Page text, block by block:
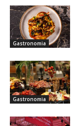
Gastronomia
Gastronomia